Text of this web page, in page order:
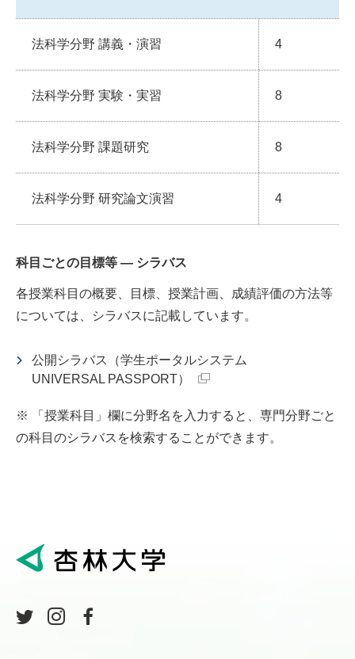
法科学分野 講義・演習 4
法科学分野 実験・実習 8
法科学分野 課題研究 8
法科学分野 研究論文演習 4
科目ごとの目標等 ― シラバス
各授業科目の概要、目標、授業計画、成績評価の方法等
については、シラバスに記載しています。
公開シラバス（学生ポータルシステム
UNIVERSAL PASSPORT）
※ 「授業科目」欄に分野名を入力すると、専門分野ごと
の科目のシラバスを検索することができます。